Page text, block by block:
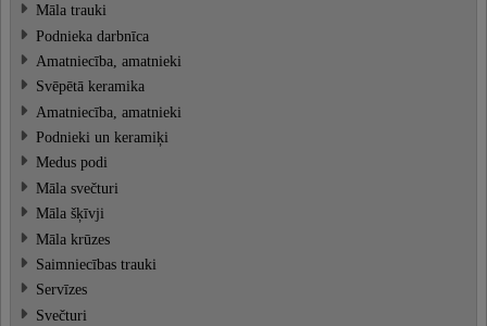
Māla trauki
Podnieka darbnīca
Amatniecība, amatnieki
Svēpētā keramika
Amatniecība, amatnieki
Podnieki un keramiķi
Medus podi
Māla svečturi
Māla šķīvji
Māla krūzes
Saimniecības trauki
Servīzes
Svečturi